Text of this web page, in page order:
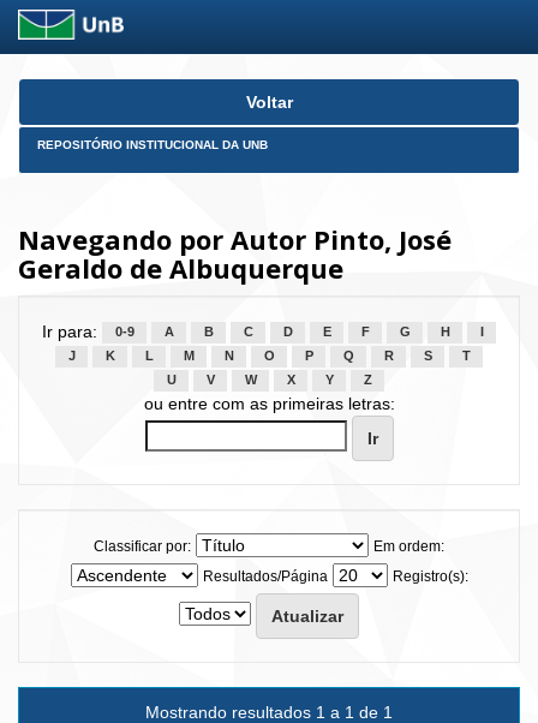
Skip
Voltar
REPOSITÓRIO INSTITUCIONAL DA UNB
Navegando por Autor Pinto, José
Geraldo de Albuquerque
Ir para: 0-9 A B C D E F G H
J
K L M N O P Q R S
T
U
V W X Y Z
ou entre com as primeiras letras:
Classificar por:
Em ordem:
Resultados/Página
Registro(s):
Mostrando resultados 1 a 1 de 1